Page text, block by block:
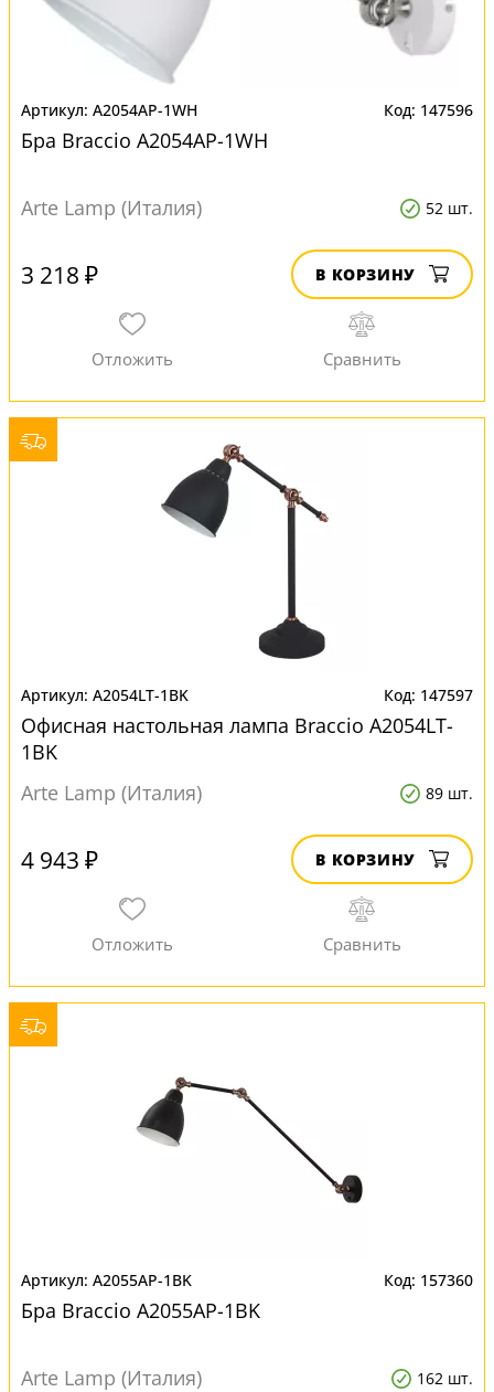
A2054AP-1WH 147596
Бра Braccio A2054AP-1WH
Arte Lamp (Италия) 52 шт.
3 218 ₽ В КОРЗИНУ
A2054LT-1BK 147597
Офисная настольная лампа Braccio A2054LT-
1BK
Arte Lamp (Италия)
89 шт.
4 943 ₽ В КОРЗИНУ
A2055AP-1BK 157360
Бра Braccio A2055AP-1BK
Arte Lamp (Италия) 162 шт.